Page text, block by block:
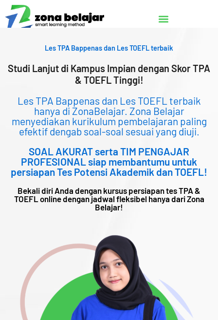
Lewati
ke
konten
Les TPA Bappenas dan Les TOEFL terbaik
Studi Lanjut di Kampus Impian dengan Skor TPA
& TOEFL Tinggi!
Les TPA Bappenas dan Les TOEFL terbaik
hanya di ZonaBelajar. Zona Belajar
menyediakan kurikulum pembelajaran paling
efektif dengab soal-soal sesuai yang diuji.
SOAL AKURAT serta TIM PENGAJAR
PROFESIONAL siap membantumu untuk
persiapan Tes Potensi Akademik dan TOEFL!
Bekali diri Anda dengan kursus persiapan tes TPA &
TOEFL online dengan jadwal fleksibel hanya dari Zona
Belajar!